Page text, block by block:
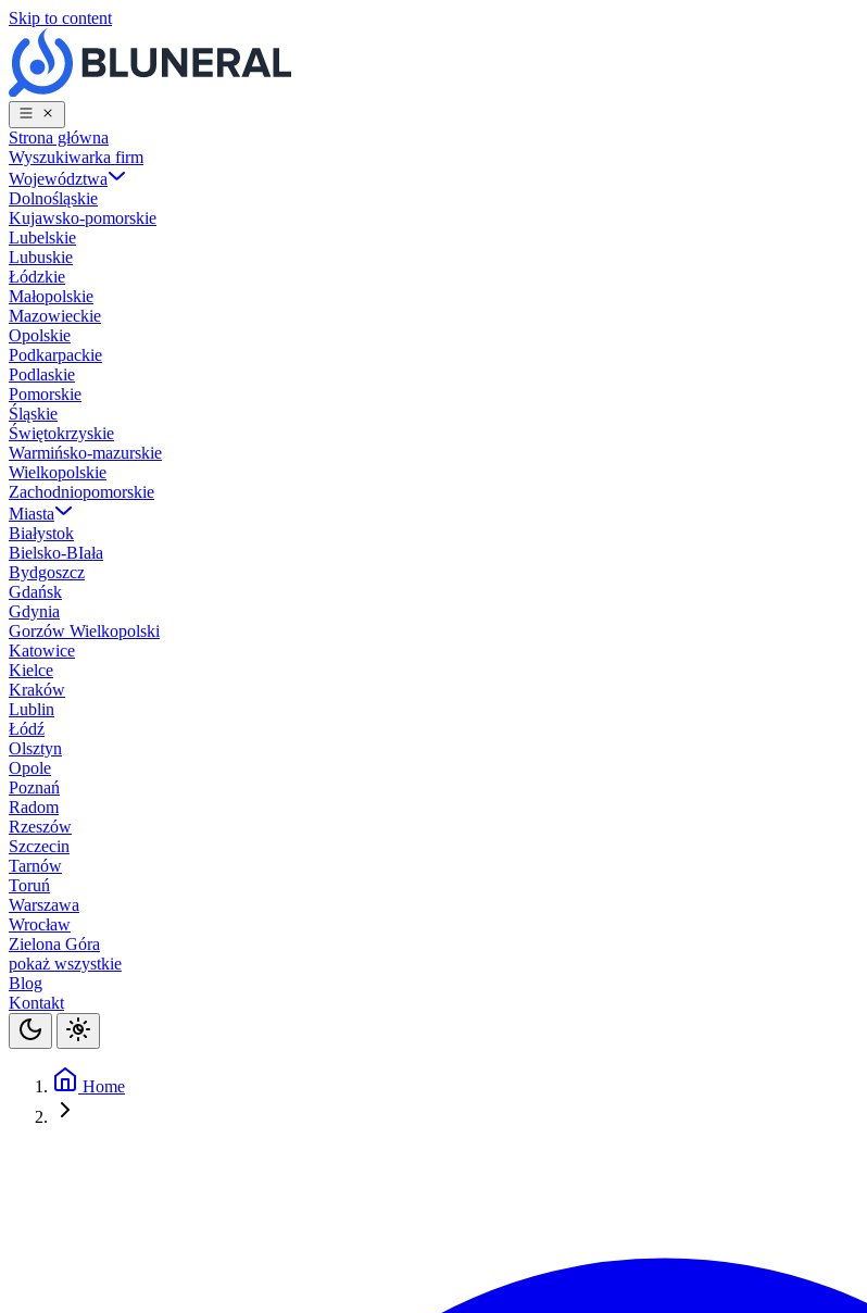
Skip to content
Strona główna
Wyszukiwarka firm
Województwa
Dolnośląskie
Kujawsko-pomorskie
Lubelskie
Lubuskie
Łódzkie
Małopolskie
Mazowieckie
Opolskie
Podkarpackie
Podlaskie
Pomorskie
Śląskie
Świętokrzyskie
Warmińsko-mazurskie
Wielkopolskie
Zachodniopomorskie
Miasta
Białystok
Bielsko-BIała
Bydgoszcz
Gdańsk
Gdynia
Gorzów Wielkopolski
Katowice
Kielce
Kraków
Lublin
Łódź
Olsztyn
Opole
Poznań
Radom
Rzeszów
Szczecin
Tarnów
Toruń
Warszawa
Wrocław
Zielona Góra
pokaż wszystkie
Blog
Kontakt
Home